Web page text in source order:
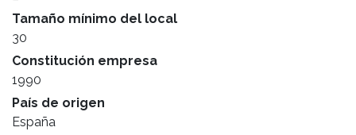
Tamaño mínimo del local
30
Constitución empresa
1990
País de origen
España